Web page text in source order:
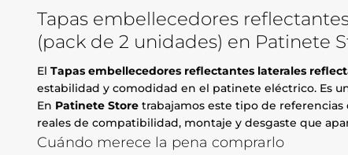
Tapas embellecedores
(pack de 2 unidades) en Patinete
ElTapas embellecedores reflectantes laterales
estabilidad y comodidad en el patinete eléctrico. Es
En Patinete Store trabajamos este tipo de
reales de compatibilidad, montaje y desgaste que
Cuándo merece la pena comprarlo